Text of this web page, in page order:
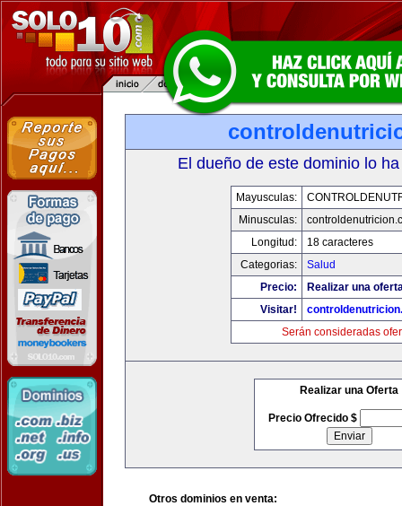
El dueño de este dominio lo
Mayusculas:
Minusculas:
Longitud:
18 caracteres
Categorias:
Salud
Precio:
Realizar una
Visitar!
Serán consideradas
Realizar una Oferta
Precio Ofrecido $
Otros dominios en venta: